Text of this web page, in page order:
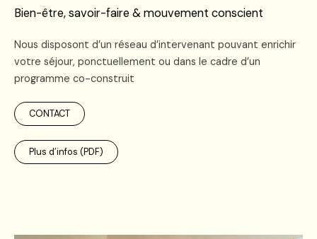
Bien-être, savoir-faire & mouvement conscient
Nous disposont d’un réseau d’intervenant pouvant enrichir
votre séjour, ponctuellement ou dans le cadre d’un
programme co-construit
CONTACT
Plus d’infos (PDF)